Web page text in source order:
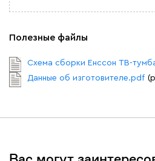
Полезные файлы
Схема сборки Енссон ТВ-
Данные об изготовителе.pdf